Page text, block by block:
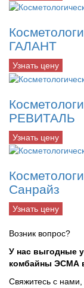
ГАЛАНТ
Узнать цену
РЕВИТАЛЬ
Узнать цену
Санрайз
Узнать цену
Возник вопрос?
У нас выгодные
комбайны ЭСМА
Свяжитесь с